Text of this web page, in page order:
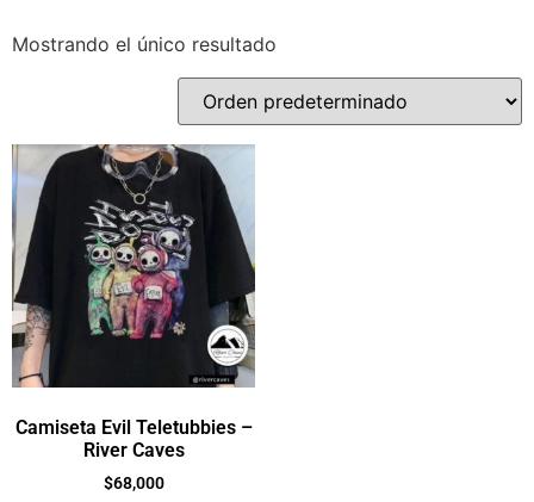
Mostrando el único resultado
Camiseta Evil Teletubbies –
River Caves
$68,000